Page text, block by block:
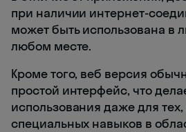
при наличии интернет-
может быть использована в
любом месте.
Кроме того, веб версия
простой интерфейс, что
использования даже для
специальных навыков в